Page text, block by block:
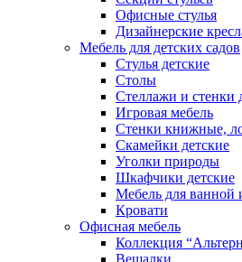
Офисные стулья
Дизайнерские
Мебель для детских садов
Стулья детские
Столы
Стеллажи и стенки
Игровая мебель
Стенки книжные,
Скамейки детские
Уголки природы
Шкафчики детские
Мебель для ванной
Кровати
Офисная мебель
Коллекция
Вешалки